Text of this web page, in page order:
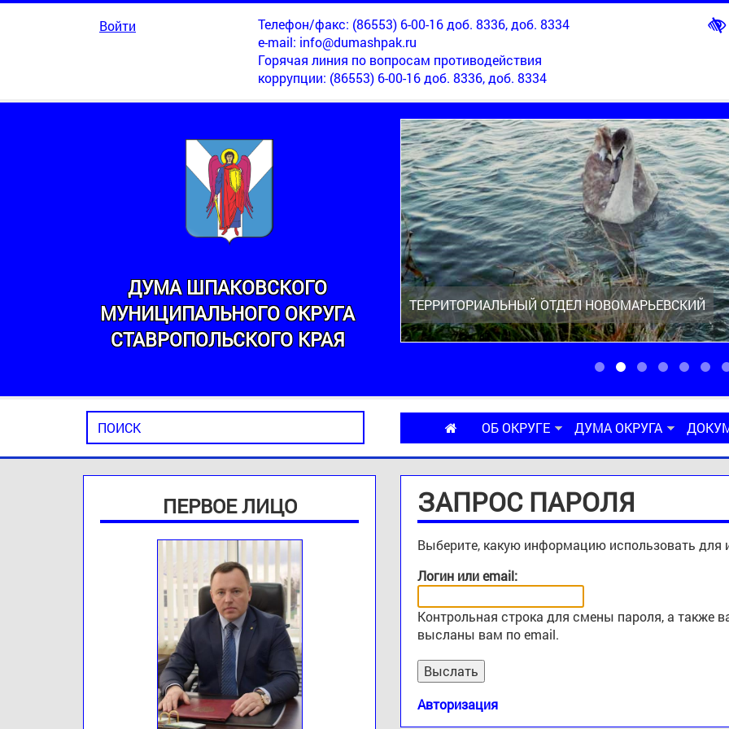
Войти
Телефон/факс: (86553) 6-00-16 доб. 8336, доб. 8334
e-mail: info@dumashpak.ru
Горячая линия по вопросам противодействия
коррупции: (86553) 6-00-16 доб. 8336, доб. 8334
ДУМА ШПАКОВСКОГО
МУНИЦИПАЛЬНОГО ОКРУГА
СТАВРОПОЛЬСКОГО КРАЯ
ТЕРРИТОРИАЛЬНЫЙ ОТДЕЛ НОВОМАРЬЕВСКИЙ
ОБ ОКРУГЕ ДУМА ОКРУГА
ПЕРВОЕ ЛИЦО ЗАПРОС ПАРОЛЯ
Выберите, какую информацию использовать для
Логин или email:
Контрольная строка для смены пароля, а также
высланы вам по email.
Авторизация